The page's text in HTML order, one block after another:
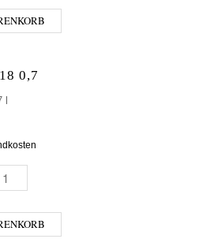
0,7
l
18 0,7 MENGE